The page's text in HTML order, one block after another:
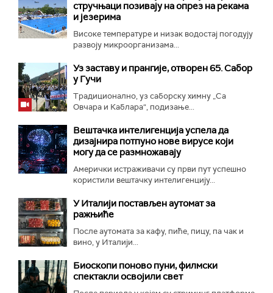
стручњаци позивају на опрез на рекама
и језерима
Високе температуре и низак водостај погодују
развоју микроорганизама...
Уз заставу и прангије, отворен 65. Сабор
у Гучи
Традиционално, уз саборску химну „Са
Овчара и Каблара“, подизање...
Вештачка интелигенција успела да
дизајнира потпуно нове вирусе који
могу да се размножавају
Амерички истраживачи су први пут успешно
користили вештачку интелигенцију...
У Италији постављен аутомат за
ражњиће
После аутомата за кафу, пиће, пицу, па чак и
вино, у Италији...
Биоскопи поново пуни, филмски
спектакли освојили свет